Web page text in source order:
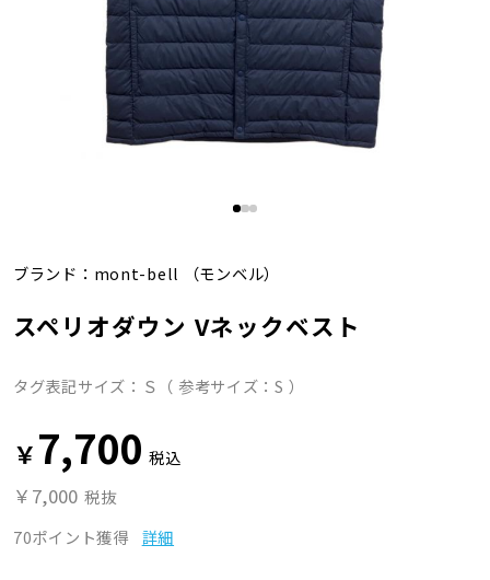
ブランド： mont-bell （モンベル）
スペリオダウン Vネックベスト
タグ表記サイズ：Ｓ（ 参考サイズ：S ）
￥7,700 税込
￥7,000 税抜
70ポイント獲得
詳細